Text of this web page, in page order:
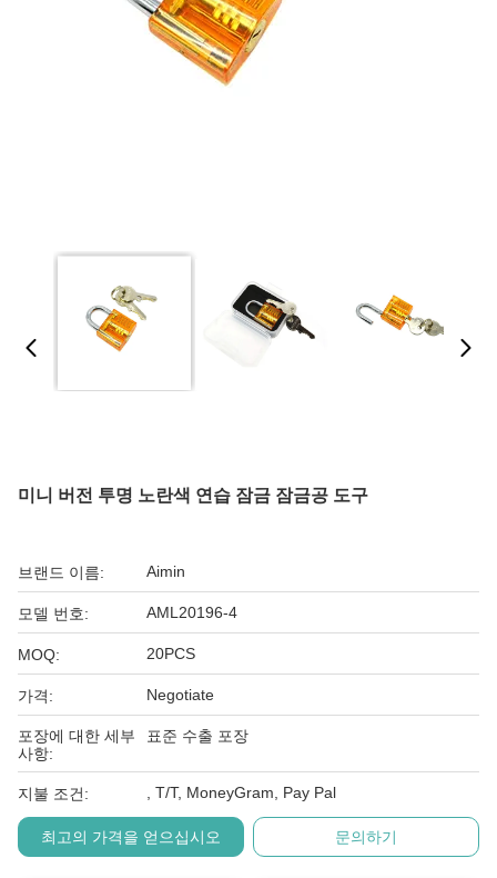
미니 버전 투명 노란색 연습 잠금 잠금공 도구
브랜드 이름: Aimin
모델 번호: AML20196-4
MOQ: 20PCS
가격: Negotiate
포장에 대한 세부
사항:
표준 수출 포장
지불 조건: , T/T, MoneyGram, Pay Pal
최고의 가격을 얻으십시오 문의하기